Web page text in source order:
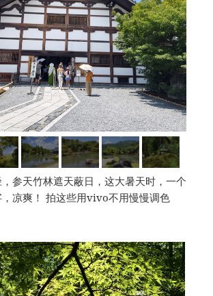
参天竹林遮天蔽日，这大暑天时，一个
凉爽！ 拍这些用vivo不用慢慢调色